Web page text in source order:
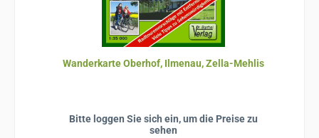
Wanderkarte Oberhof, Ilmenau, Zella-Mehlis
Bitte loggen Sie sich ein, um die Preise zu
sehen